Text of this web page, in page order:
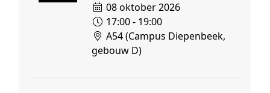
08 oktober 2026
17:00 - 19:00
A54 (Campus Diepenbeek,
gebouw D)